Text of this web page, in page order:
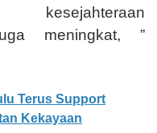
kesejahteraan
meningkat, ”
Terus Support
Kekayaan